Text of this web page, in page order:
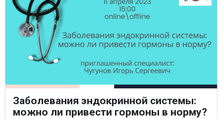
Заболевания эндокринной системы:
можно ли привести гормоны в норму?